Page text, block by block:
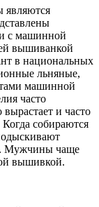
с машинной
вышиванкой
в национальных
льняные,
машинной
часто
и часто
собираются
Мужчины чаще
вышивкой.